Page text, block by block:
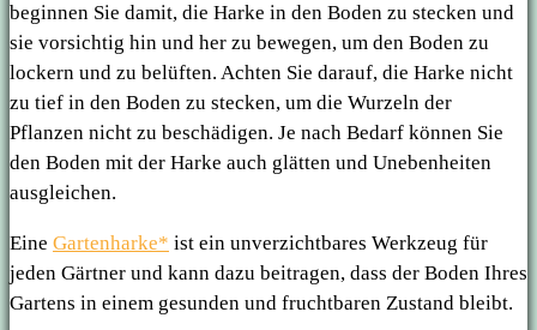
beginnen Sie damit, die Harke in den Boden zu stecken und
sie vorsichtig hin und her zu bewegen, um den Boden zu
lockern und zu belüften. Achten Sie darauf, die Harke nicht
zu tief in den Boden zu stecken, um die Wurzeln der
Pflanzen nicht zu beschädigen. Je nach Bedarf können Sie
den Boden mit der Harke auch glätten und Unebenheiten
ausgleichen.
Eine Gartenharke* ist ein unverzichtbares Werkzeug für
jeden Gärtner und kann dazu beitragen, dass der Boden Ihres
Gartens in einem gesunden und fruchtbaren Zustand bleibt.